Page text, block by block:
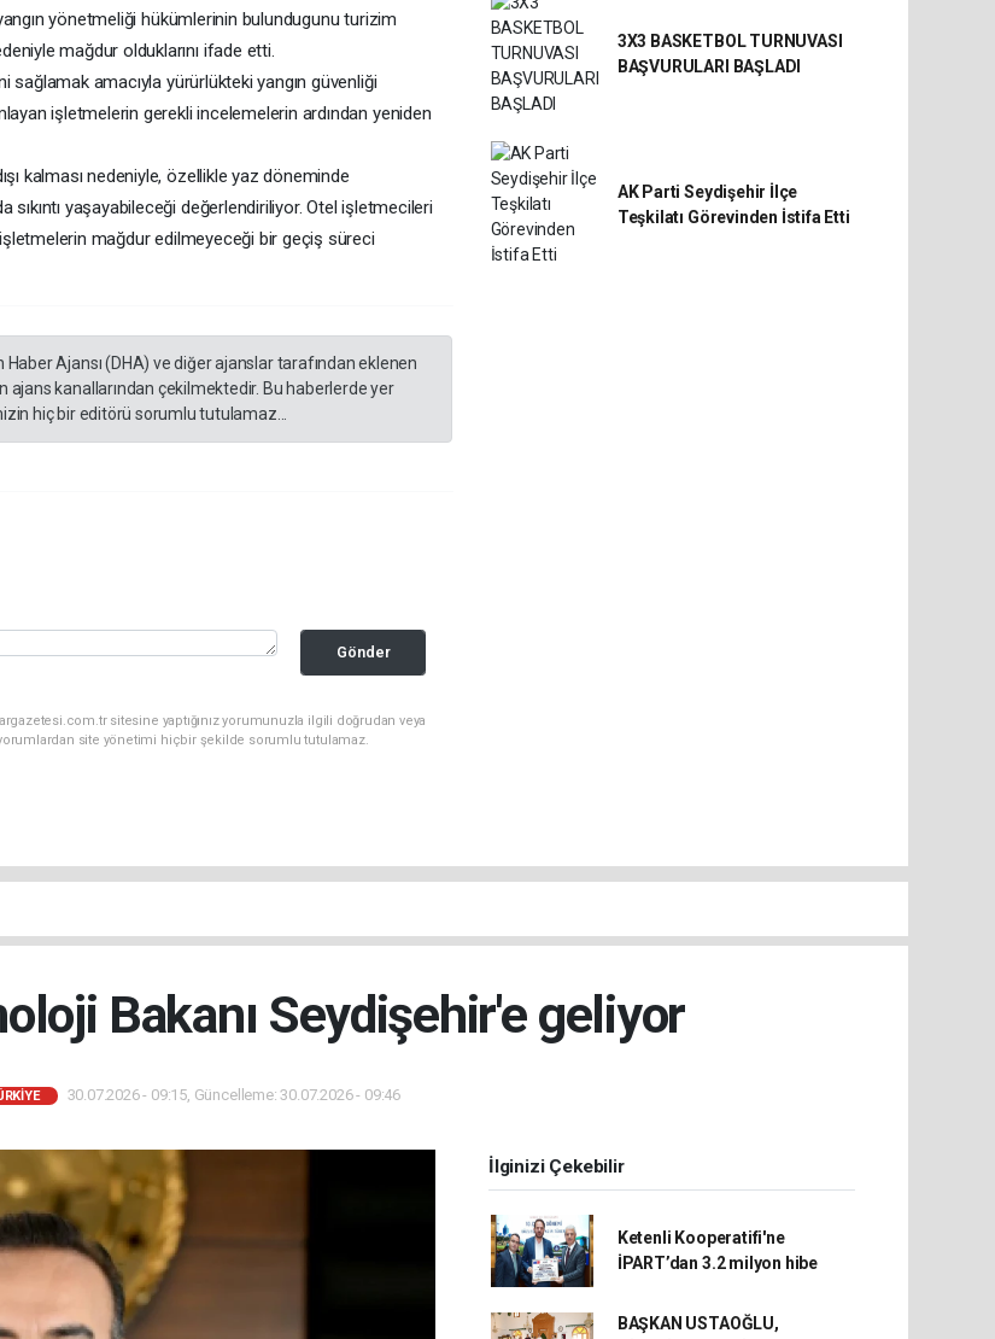
yönetmeliği hükümlerinin bulundugunu turizim
mağdur olduklarını ifade etti.
sağlamak amacıyla yürürlükteki yangın güvenliği
işletmelerin gerekli incelemelerin ardından yeniden
kalması nedeniyle, özellikle yaz döneminde
yaşayabileceği değerlendiriliyor. Otel işletmecileri
mağdur edilmeyeceği bir geçiş süreci
Ajansı (DHA) ve diğer ajanslar tarafından eklenen
kanallarından çekilmektedir. Bu haberlerde yer
hiç bir editörü sorumlu tutulamaz...
Gönder
sitesine yaptığınız yorumunuzla ilgili doğrudan veya
site yönetimi hiçbir şekilde sorumlu tutulamaz.
3X3 BASKETBOL TURNUVASI
BAŞVURULARI BAŞLADI
AK Parti Seydişehir İlçe
Teşkilatı Görevinden İstifa Etti
Bakanı Seydişehir'e geliyor
30.07.2026 - 09:15, Güncelleme: 30.07.2026 - 09:46
İlginizi Çekebilir
Ketenli Kooperatifi'ne
İPART’dan 3.2 milyon hibe
BAŞKAN USTAOĞLU,